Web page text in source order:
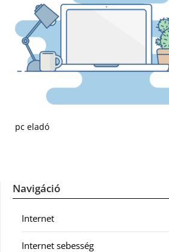
pc eladó
Navigáció
Internet
Internet sebesség